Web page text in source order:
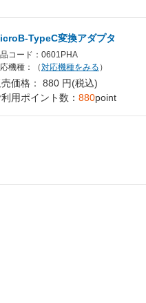
TypeC変換アダプタ
コード：0601PHA
機種：（対応機種をみる ）
価格： 880 円(税込)
用ポイント数： 880point